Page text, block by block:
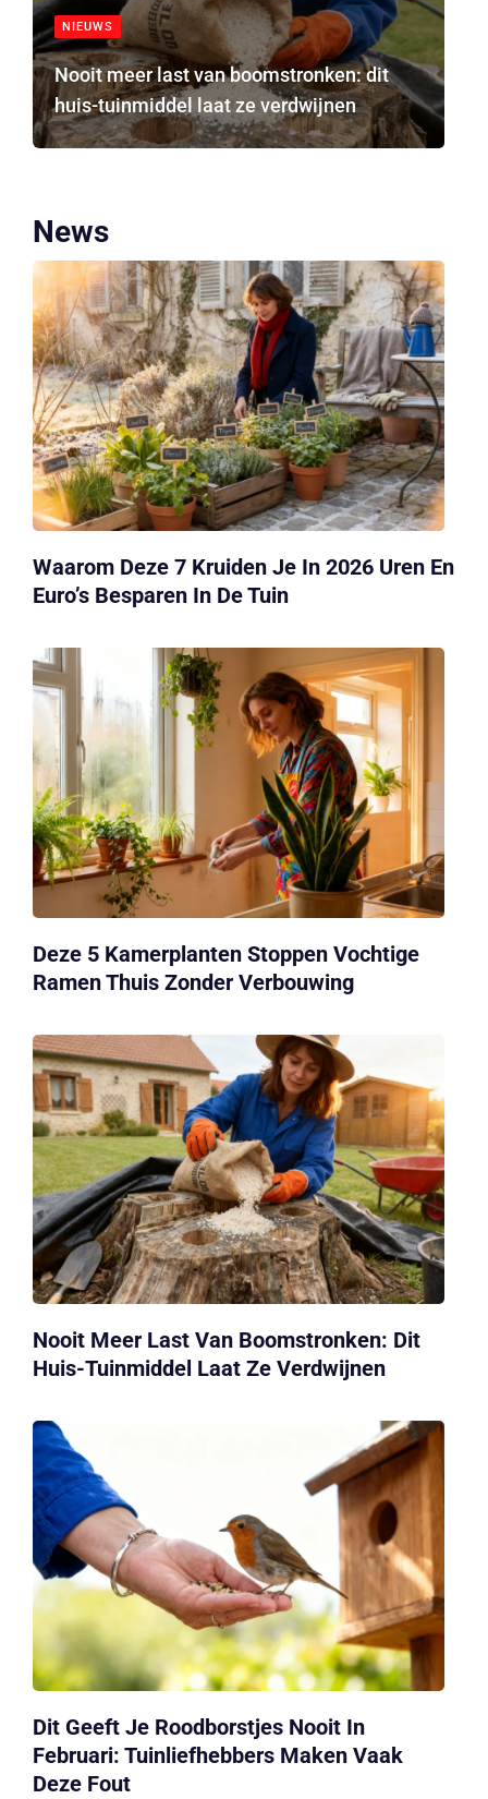
NIEUWS
Nooit meer last van boomstronken: dit
huis-tuinmiddel laat ze verdwijnen
News
Waarom Deze 7 Kruiden Je In 2026 Uren En
Euro’s Besparen In De Tuin
Deze 5 Kamerplanten Stoppen Vochtige
Ramen Thuis Zonder Verbouwing
Nooit Meer Last Van Boomstronken: Dit
Huis-Tuinmiddel Laat Ze Verdwijnen
Dit Geeft Je Roodborstjes Nooit In
Februari: Tuinliefhebbers Maken Vaak
Deze Fout